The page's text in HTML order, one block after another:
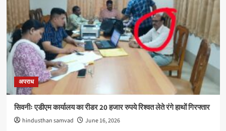
अपराध
सिवनीः एडीएम कार्यालय का रीडर 20 हजार रुपये रिश्वत लेते रंगे हाथों गिरफ्तार
hindusthan samvad June 16, 2026